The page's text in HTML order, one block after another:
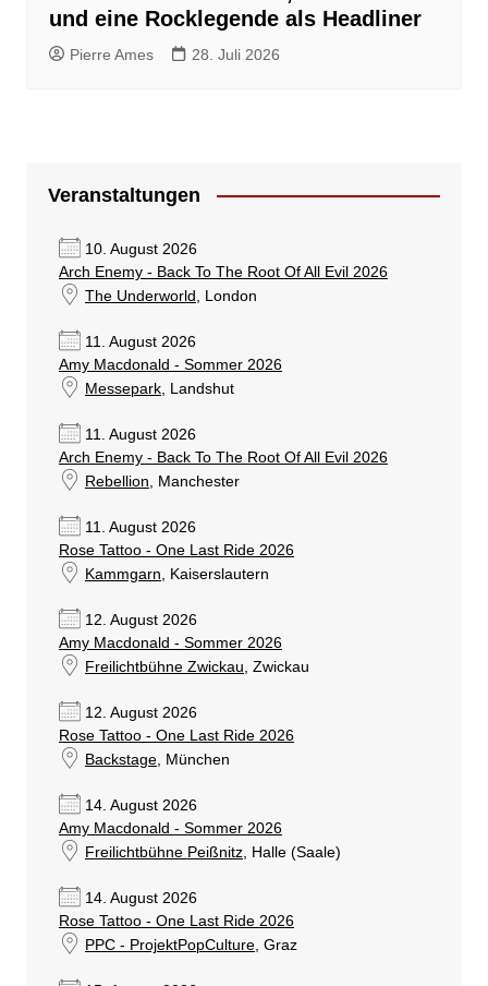
und eine Rocklegende als Headliner
Pierre Ames 28. Juli 2026
Veranstaltungen
10. August 2026
Arch Enemy - Back To The Root Of All Evil 2026
The Underworld , London
11. August 2026
Amy Macdonald - Sommer 2026
Messepark, Landshut
11. August 2026
Arch Enemy - Back To The Root Of All Evil 2026
Rebellion , Manchester
11. August 2026
Rose Tattoo - One Last Ride 2026
Kammgarn , Kaiserslautern
12. August 2026
Amy Macdonald - Sommer 2026
Freilichtbühne Zwickau , Zwickau
12. August 2026
Rose Tattoo - One Last Ride 2026
Backstage, München
14. August 2026
Amy Macdonald - Sommer 2026
Freilichtbühne Peißnitz, Halle (Saale)
14. August 2026
Rose Tattoo - One Last Ride 2026
PPC - ProjektPopCulture, Graz